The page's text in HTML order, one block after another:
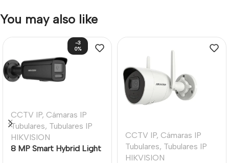
You may also like
-3
0%
CCTV IP, Cámaras IP
Tubulares, Tubulares IP
HIKVISION
8 MP Smart Hybrid Light
CCTV IP, Cámaras IP
Tubulares, Tubulares IP
HIKVISION